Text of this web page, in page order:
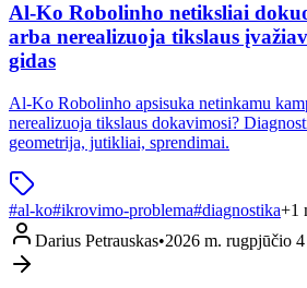
Al-Ko Robolinho netiksliai
arba nerealizuoja tikslaus
gidas
Al-Ko Robolinho apsisuka netinkamu
nerealizuoja tikslaus dokavimosi?
geometrija, jutikliai, sprendimai.
#al-ko#ikrovimo-problema#diagnostika+1
Darius Petrauskas•2026 m. rugpjūčio 4